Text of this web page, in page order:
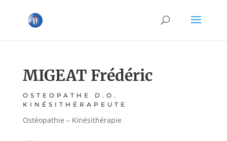
MIGEAT Frédéric
OSTEOPATHE D.O.
KINÉSITHÉRAPEUTE
Ostéopathie – Kinésithérapie